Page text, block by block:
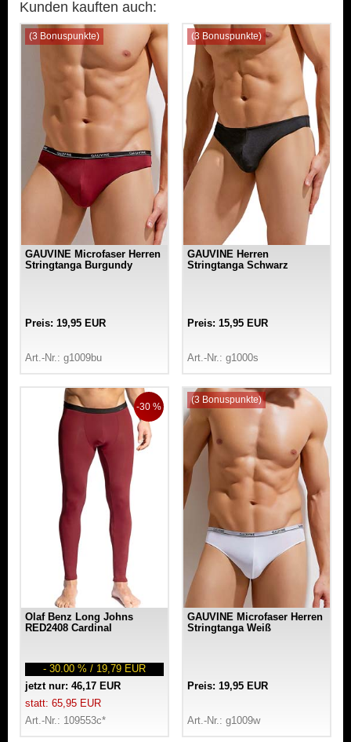
Kunden kauften auch:
(3 Bonuspunkte)
GAUVINE Microfaser Herren
Stringtanga Burgundy
Preis: 19,95 EUR
Art.-Nr.: g1009bu
(3 Bonuspunkte)
GAUVINE Herren
Stringtanga Schwarz
Preis: 15,95 EUR
Art.-Nr.: g1000s
-30 %
Olaf Benz Long Johns
RED2408 Cardinal
- 30.00 % / 19,79 EUR
jetzt nur: 46,17 EUR
statt: 65,95 EUR
Art.-Nr.: 109553c*
(3 Bonuspunkte)
GAUVINE Microfaser Herren
Stringtanga Weiß
Preis: 19,95 EUR
Art.-Nr.: g1009w